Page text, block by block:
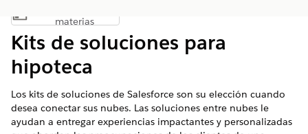
Mostrar índice de materias
materias
Kits de soluciones para
hipoteca
Los kits de soluciones de Salesforce son su elección cuando
desea conectar sus nubes. Las soluciones entre nubes le
ayudan a entregar experiencias impactantes y personalizadas